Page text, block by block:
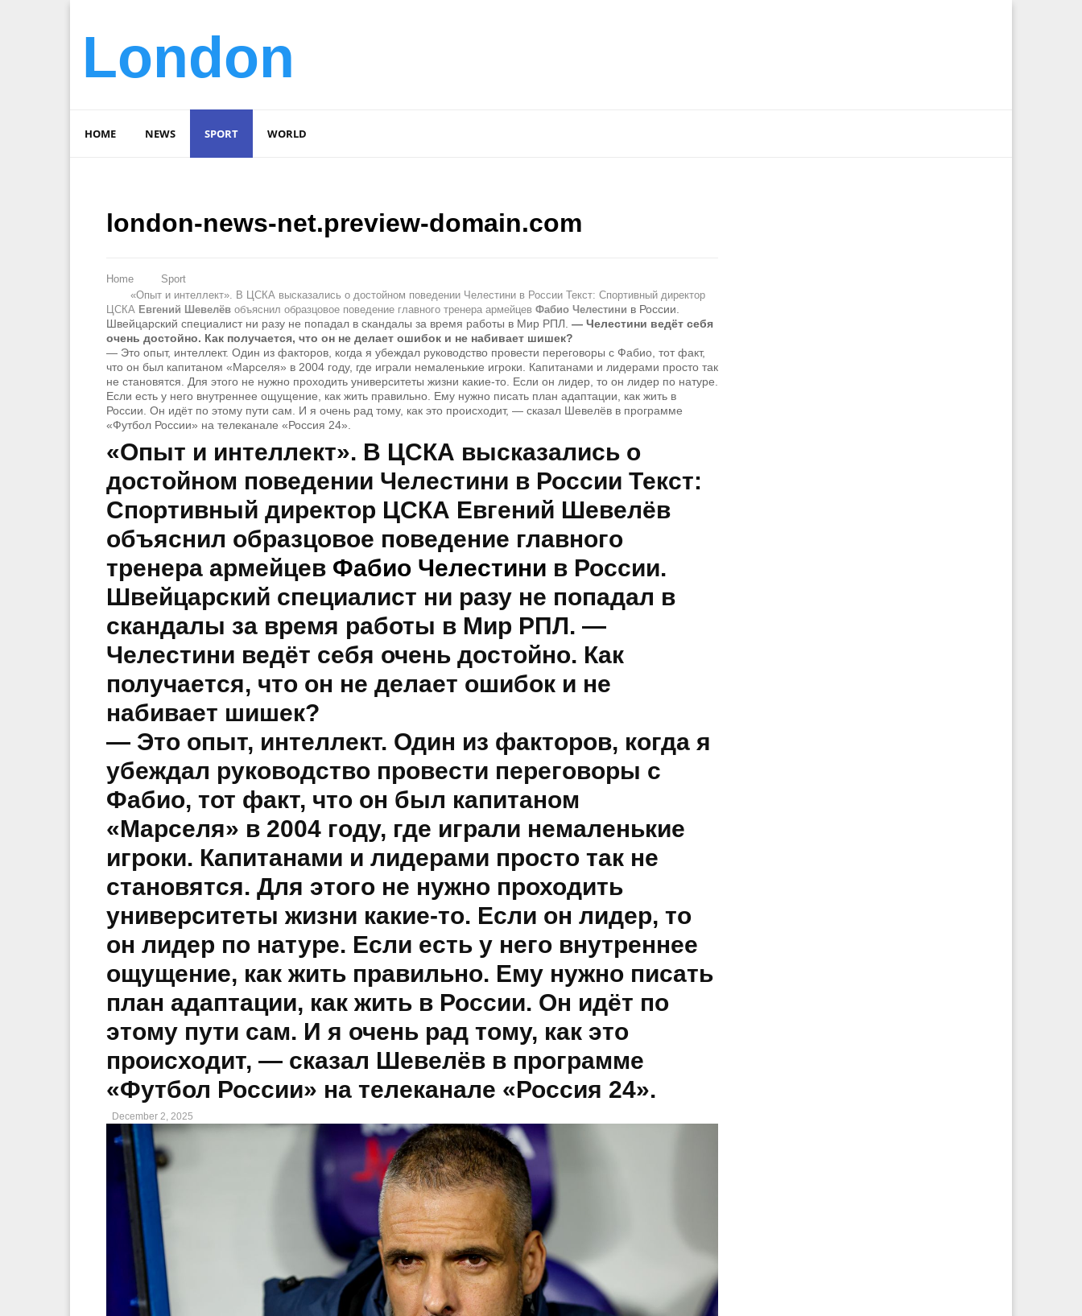
London
HOME NEWS SPORT WORLD
london-news-net.preview-domain.com
Home
Sport
«Опыт и интеллект». В ЦСКА высказались о достойном поведении Челестини в России Текст: Спортивный директор
ЦСКА Евгений Шевелёв объяснил образцовое поведение главного тренера армейцев Фабио Челестини в России.
Швейцарский специалист ни разу не попадал в скандалы за время работы в Мир РПЛ. — Челестини ведёт себя
очень достойно. Как получается, что он не делает ошибок и не набивает шишек?
— Это опыт, интеллект. Один из факторов, когда я убеждал руководство провести переговоры с Фабио, тот факт,
что он был капитаном «Марселя» в 2004 году, где играли немаленькие игроки. Капитанами и лидерами просто так
не становятся. Для этого не нужно проходить университеты жизни какие-то. Если он лидер, то он лидер по натуре.
Если есть у него внутреннее ощущение, как жить правильно. Ему нужно писать план адаптации, как жить в
России. Он идёт по этому пути сам. И я очень рад тому, как это происходит, — сказал Шевелёв в программе
«Футбол России» на телеканале «Россия 24».
«Опыт и интеллект». В ЦСКА высказались о
достойном поведении Челестини в России Текст:
Спортивный директор ЦСКА Евгений Шевелёв
объяснил образцовое поведение главного
тренера армейцев Фабио Челестини в России.
Швейцарский специалист ни разу не попадал в
скандалы за время работы в Мир РПЛ. —
Челестини ведёт себя очень достойно. Как
получается, что он не делает ошибок и не
набивает шишек?
— Это опыт, интеллект. Один из факторов, когда я
убеждал руководство провести переговоры с
Фабио, тот факт, что он был капитаном
«Марселя» в 2004 году, где играли немаленькие
игроки. Капитанами и лидерами просто так не
становятся. Для этого не нужно проходить
университеты жизни какие-то. Если он лидер, то
он лидер по натуре. Если есть у него внутреннее
ощущение, как жить правильно. Ему нужно писать
план адаптации, как жить в России. Он идёт по
этому пути сам. И я очень рад тому, как это
происходит, — сказал Шевелёв в программе
«Футбол России» на телеканале «Россия 24».
December 2, 2025